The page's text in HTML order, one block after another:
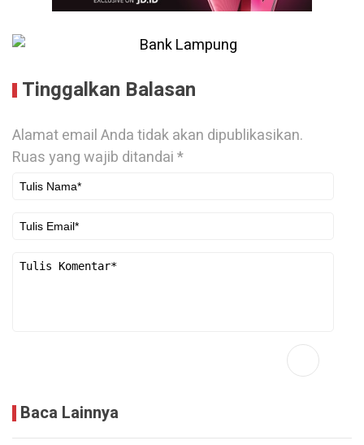
Tinggalkan Balasan
Alamat email Anda tidak akan dipublikasikan.
Ruas yang wajib ditandai*
Baca Lainnya